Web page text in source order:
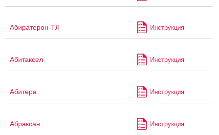
Абиратерон-ТЛ Инструкция
Абитаксел Инструкция
Абитера Инструкция
Абраксан Инструкция